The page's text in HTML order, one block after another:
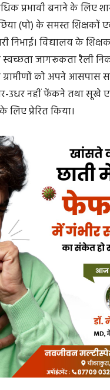
प्रभावी बनाने के लिए
(पो) के समस्त शिक्षकों एवं
निभाई। विद्यालय के
जागरूकता रैली
ने ग्रामीणों को अपने
उधर नहीं फेंकने तथा सूखे
प्रेरित किया।